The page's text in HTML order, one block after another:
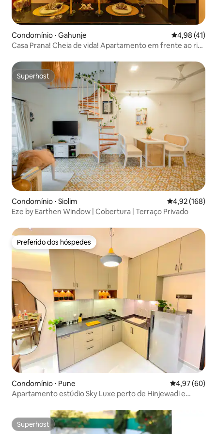
Condomínio ⋅ Gahunje 4,98 de uma
4,98 (41)
Casa Prana! Cheia de vida! Apartamento em frente ao rio
Superhost
Superhost
Condomínio ⋅ Siolim 4,92 de uma
4,92 (168)
Eze by Earthen Window | Cobertura | Terraço Privado
Preferido dos hóspedes
Preferido dos hóspedes
Condomínio ⋅ Pune 4,97 de uma
4,97 (60)
Apartamento estúdio Sky Luxe perto de Hinjewadi e
Superhost
Superhost